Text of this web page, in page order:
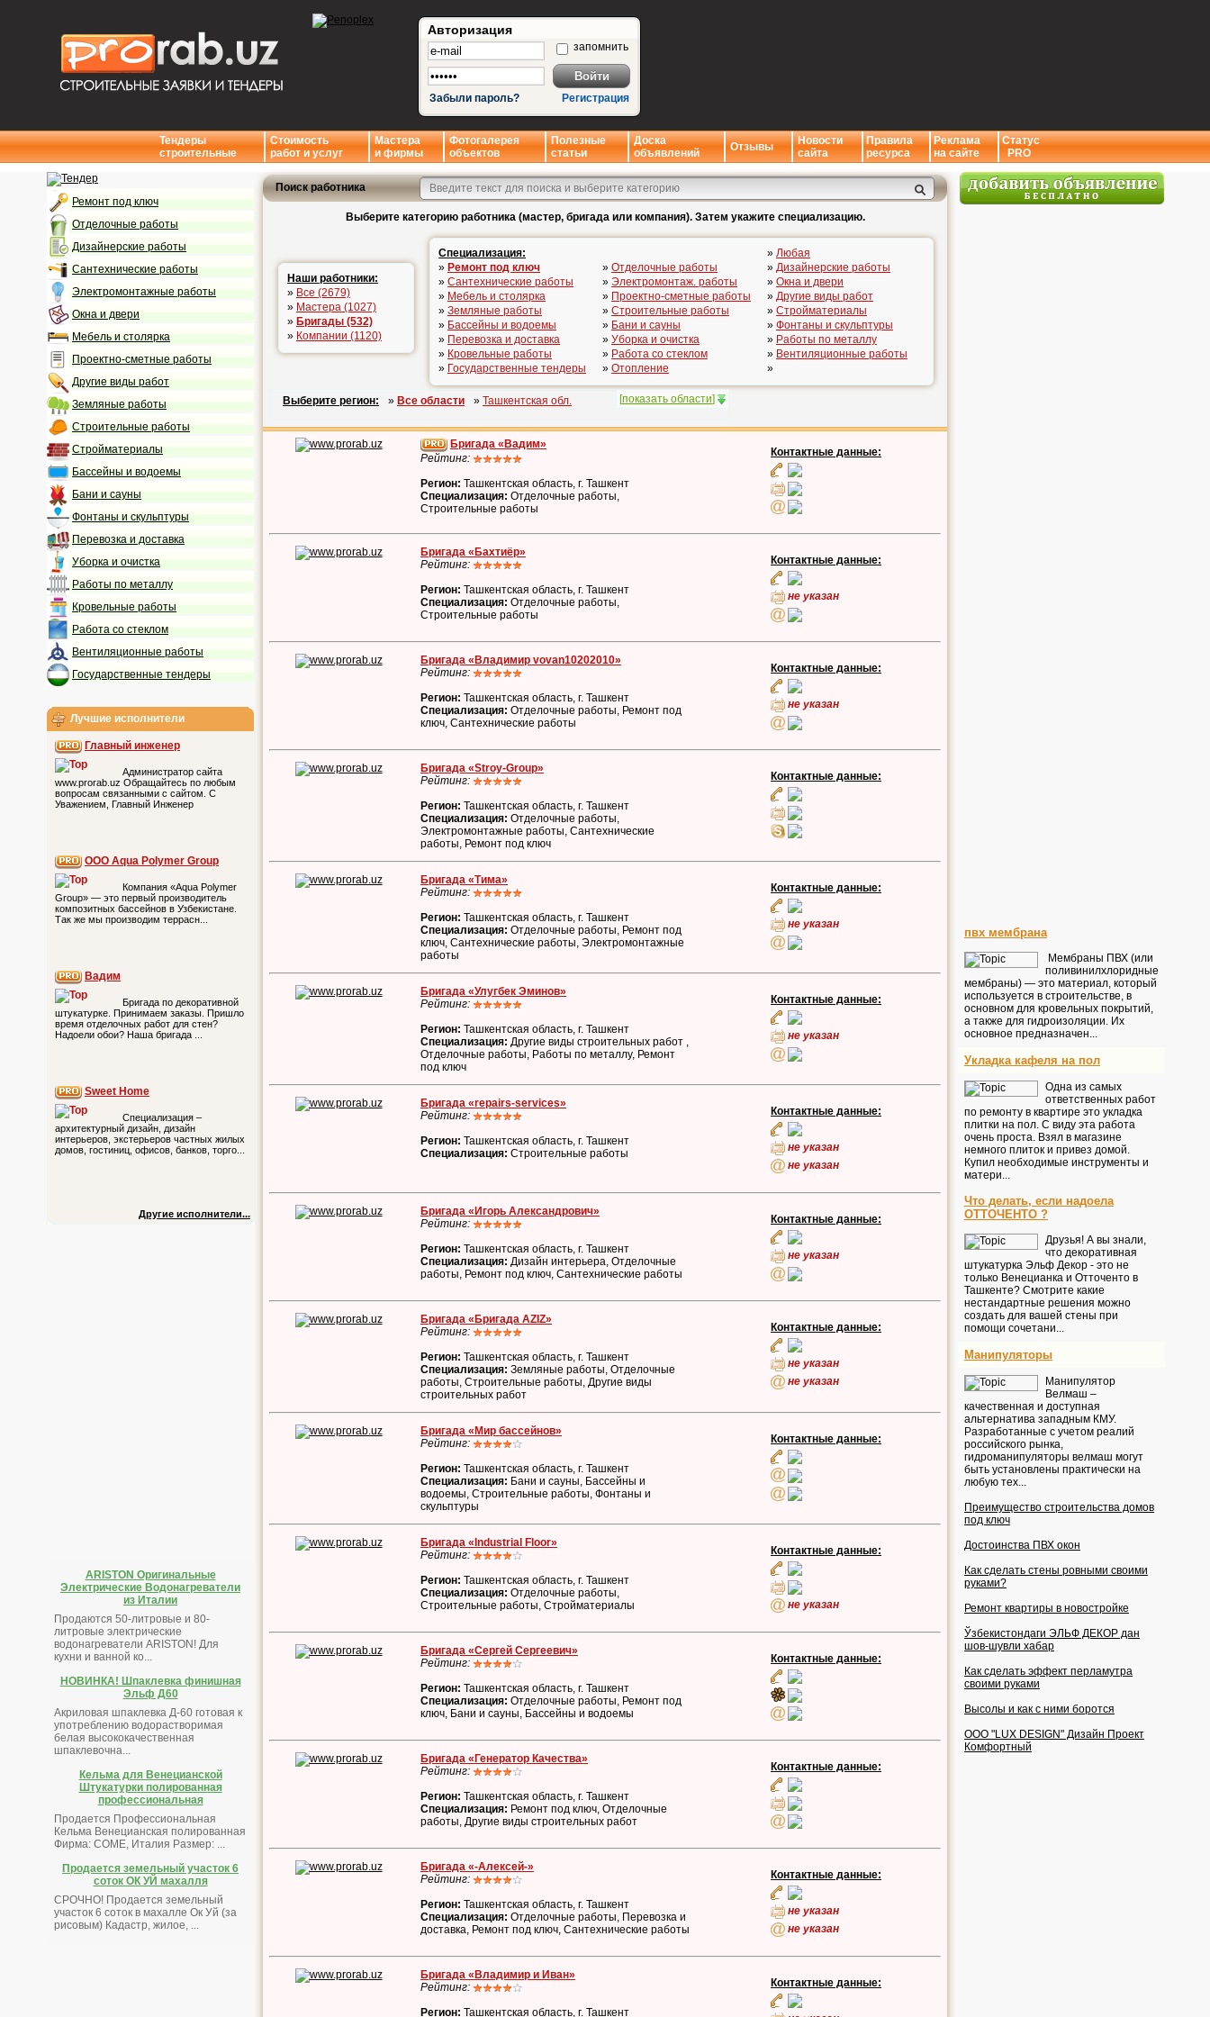
Авторизация
запомнить
Забыли пароль? Регистрация
Тендеры
строительные
Стоимость
работ и услуг
Мастера
и фирмы
Фотогалерея
объектов
Полезные
статьи
Доска
объявлений
Отзывы
Новости
сайта
Правила
ресурса
Реклама
на сайте
Статус
PRO
Ремонт под ключ
Отделочные работы
Дизайнерские работы
Сантехнические работы
Электромонтажные работы
Окна и двери
Мебель и столярка
Проектно-сметные работы
Другие виды работ
Земляные работы
Строительные работы
Стройматериалы
Бассейны и водоемы
Бани и сауны
Фонтаны и скульптуры
Перевозка и доставка
Уборка и очистка
Работы по металлу
Кровельные работы
Работа со стеклом
Вентиляционные работы
Государственные тендеры
Лучшие исполнители
Главный инженер
Администратор сайта
www.prorab.uz Обращайтесь по любым
вопросам связанными с сайтом. С
Уважением, Главный Инженер
ООО Aqua Polymer Group
Компания «Aqua Polymer
Group» — это первый производитель
композитных бассейнов в Узбекистане.
Так же мы производим террасн...
Вадим
Бригада по декоративной
штукатурке. Принимаем заказы. Пришло
время отделочных работ для стен?
Надоели обои? Наша бригада ...
Sweet Home
Специализация –
архитектурный дизайн, дизайн
интерьеров, экстерьеров частных жилых
домов, гостиниц, офисов, банков, торго...
Другие исполнители...
ARISTON Оригинальные
Электрические Водонагреватели
из Италии
Продаются 50-литровые и 80-
литровые электрические
водонагреватели ARISTON! Для
кухни и ванной ко...
НОВИНКА! Шпаклевка финишная
Эльф Д60
Акриловая шпаклевка Д-60 готовая к
употреблению водорастворимая
белая высококачественная
шпаклевочна...
Кельма для Венецианской
Штукатурки полированная
профессиональная
Продается Профессиональная
Кельма Венецианская полированная
Фирма: COME, Италия Размер: ...
Продается земельный участок 6
соток ОК УЙ махалля
СРОЧНО! Продается земельный
участок 6 соток в махалле Ок Уй (за
рисовым) Кадастр, жилое, ...
Поиск работника
Выберите категорию работника (мастер, бригада или компания). Затем укажите специализацию.
Наши работники:
» Все (2679)
» Мастера (1027)
» Бригады (532)
» Компании (1120)
Специализация: » Любая
» Ремонт под ключ » Отделочные работы » Дизайнерские работы
» Сантехнические работы » Электромонтаж. работы » Окна и двери
» Мебель и столярка » Проектно-сметные работы » Другие виды работ
» Земляные работы » Строительные работы » Стройматериалы
» Бассейны и водоемы » Бани и сауны » Фонтаны и скульптуры
» Перевозка и доставка » Уборка и очистка » Работы по металлу
» Кровельные работы » Работа со стеклом » Вентиляционные работы
» Государственные тендеры » Отопление »
[показать области]
Выберите регион: » Все области » Ташкентская обл.
Бригада «Вадим»
Рейтинг:
Регион: Ташкентская область, г. Ташкент
Специализация: Отделочные работы,
Строительные работы
Контактные данные:
Бригада «Бахтиёр»
Рейтинг:
Регион: Ташкентская область, г. Ташкент
Специализация: Отделочные работы,
Строительные работы
Контактные данные:
не указан
Бригада «Владимир vovan10202010»
Рейтинг:
Регион: Ташкентская область, г. Ташкент
Специализация: Отделочные работы, Ремонт под
ключ, Сантехнические работы
Контактные данные:
не указан
Бригада «Stroy-Group»
Рейтинг:
Регион: Ташкентская область, г. Ташкент
Специализация: Отделочные работы,
Электромонтажные работы, Сантехнические
работы, Ремонт под ключ
Контактные данные:
Бригада «Тима»
Рейтинг:
Регион: Ташкентская область, г. Ташкент
Специализация: Отделочные работы, Ремонт под
ключ, Сантехнические работы, Электромонтажные
работы
Контактные данные:
не указан
Бригада «Улугбек Эминов»
Рейтинг:
Регион: Ташкентская область, г. Ташкент
Специализация: Другие виды строительных работ ,
Отделочные работы, Работы по металлу, Ремонт
под ключ
Контактные данные:
не указан
Бригада «repairs-services»
Рейтинг:
Регион: Ташкентская область, г. Ташкент
Специализация: Строительные работы
Контактные данные:
не указан
не указан
Бригада «Игорь Александрович»
Рейтинг:
Регион: Ташкентская область, г. Ташкент
Специализация: Дизайн интерьера, Отделочные
работы, Ремонт под ключ, Сантехнические работы
Контактные данные:
не указан
Бригада «Бригада AZIZ»
Рейтинг:
Регион: Ташкентская область, г. Ташкент
Специализация: Земляные работы, Отделочные
работы, Строительные работы, Другие виды
строительных работ
Контактные данные:
не указан
не указан
Бригада «Мир бассейнов»
Рейтинг:
Регион: Ташкентская область, г. Ташкент
Специализация: Бани и сауны, Бассейны и
водоемы, Строительные работы, Фонтаны и
скульптуры
Контактные данные:
Бригада «Industrial Floor»
Рейтинг:
Регион: Ташкентская область, г. Ташкент
Специализация: Отделочные работы,
Строительные работы, Стройматериалы
Контактные данные:
не указан
Бригада «Сергей Сергеевич»
Рейтинг:
Регион: Ташкентская область, г. Ташкент
Специализация: Отделочные работы, Ремонт под
ключ, Бани и сауны, Бассейны и водоемы
Контактные данные:
Бригада «Генератор Качества»
Рейтинг:
Регион: Ташкентская область, г. Ташкент
Специализация: Ремонт под ключ, Отделочные
работы, Другие виды строительных работ
Контактные данные:
Бригада «-Алексей-»
Рейтинг:
Регион: Ташкентская область, г. Ташкент
Специализация: Отделочные работы, Перевозка и
доставка, Ремонт под ключ, Сантехнические работы
Контактные данные:
не указан
не указан
Бригада «Владимир и Иван»
Рейтинг:
Регион: Ташкентская область, г. Ташкент
Контактные данные:
пвх мембрана
Мембраны ПВХ (или
поливинилхлоридные
мембраны) — это материал, который
используется в строительстве, в
основном для кровельных покрытий,
а также для гидроизоляции. Их
основное предназначен...
Укладка кафеля на пол
Одна из самых
ответственных работ
по ремонту в квартире это укладка
плитки на пол. С виду эта работа
очень проста. Взял в магазине
немного плиток и привез домой.
Купил необходимые инструменты и
матери...
Что делать, если надоела
ОТТОЧЕНТО ?
Друзья! А вы знали,
что декоративная
штукатурка Эльф Декор - это не
только Венецианка и Отточенто в
Ташкенте? Смотрите какие
нестандартные решения можно
создать для вашей стены при
помощи сочетани...
Манипуляторы
Манипулятор
Велмаш –
качественная и доступная
альтернатива западным КМУ.
Разработанные с учетом реалий
российского рынка,
гидроманипуляторы велмаш могут
быть установлены практически на
любую тех...
Преимущество строительства домов
под ключ
Достоинства ПВХ окон
Как сделать стены ровными своими
руками?
Ремонт квартиры в новостройке
Ўзбекистондаги ЭЛЬФ ДЕКОР дан
шов-шувли хабар
Как сделать эффект перламутра
своими руками
Высолы и как с ними боротся
OOO "LUX DESIGN" Дизайн Проект
Комфортный